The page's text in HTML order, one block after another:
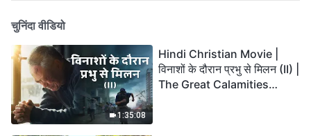
चुनिंदा वीडियो
1:35:08
Hindi Christian Movie |
विनाशों के दौरान प्रभु से मिलन (II) |
The Great Calamities